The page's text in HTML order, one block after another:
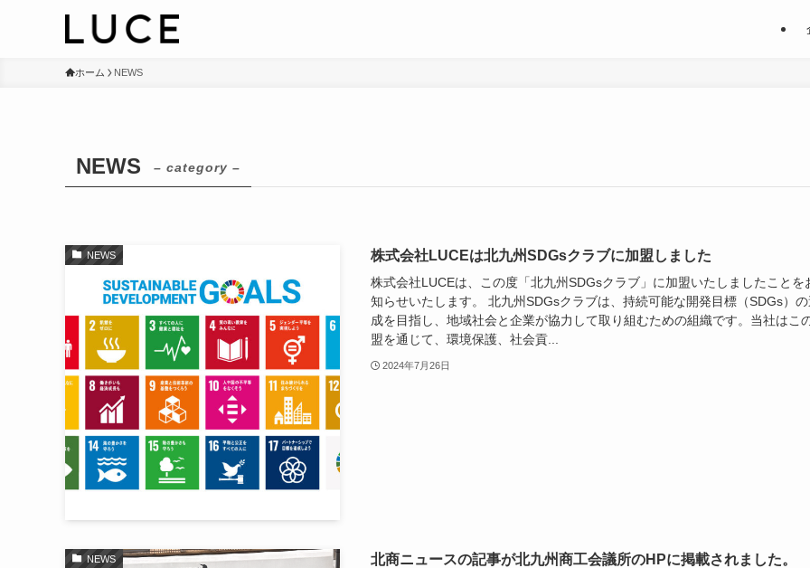
ホーム NEWS
NEWS – category –
NEWS 株式会社LUCEは北九州SDGsクラブに加盟しました
株式会社LUCEは、この度「北九州SDGsクラブ」に加盟いたしましたことを
知らせいたします。 北九州SDGsクラブは、持続可能な開発目標（SDGs）の
成を目指し、地域社会と企業が協力して取り組むための組織です。当社はこ
盟を通じて、環境保護、社会貢...
2024年7月26日
NEWS 北商ニュースの記事が北九州商工会議所のHPに掲載されました。